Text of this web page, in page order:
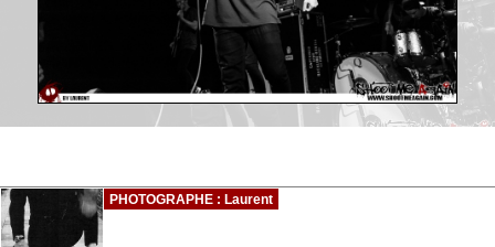
PHOTOGRAPHE : Laurent